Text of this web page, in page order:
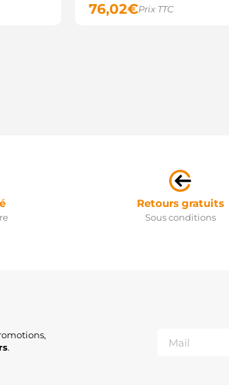
76,02€Prix TTC
Retours gratuits
Sous conditions
.